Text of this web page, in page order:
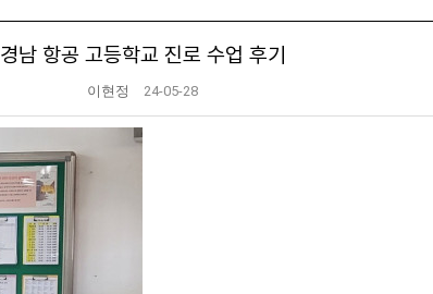
경남 항공 고등학교 진로 수업 후기
이현정 24-05-28